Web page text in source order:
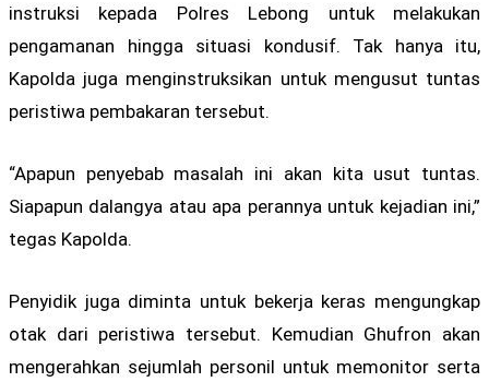
instruksi kepada Polres Lebong untuk melakukan
pengamanan hingga situasi kondusif. Tak hanya itu,
Kapolda juga menginstruksikan untuk mengusut tuntas
peristiwa pembakaran tersebut.
“Apapun penyebab masalah ini akan kita usut tuntas.
Siapapun dalangya atau apa perannya untuk kejadian ini,”
tegas Kapolda.
Penyidik juga diminta untuk bekerja keras mengungkap
otak dari peristiwa tersebut. Kemudian Ghufron akan
mengerahkan sejumlah personil untuk memonitor serta